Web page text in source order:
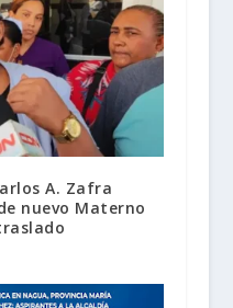
A. Zafra
nuevo Materno